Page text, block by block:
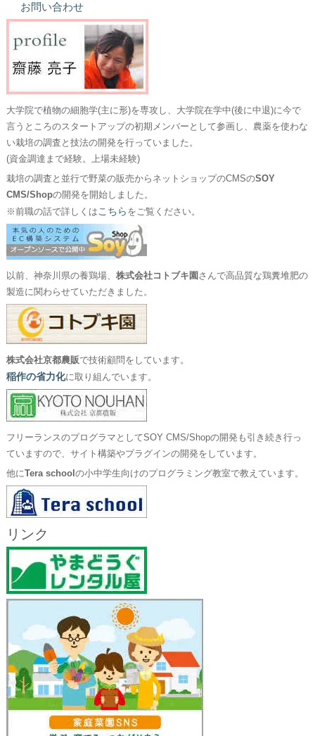
お問い合わせ
大学院で植物の細胞学(主に形)を専攻し、大学院在学中(後に中退)に今で
言うところのスタートアップの初期メンバーとして参画し、農薬を使わな
い栽培の調査と技法の開発を行っていました。
(資金調達まで経験。上場未経験)
栽培の調査と並行で野菜の販売からネットショップのCMSのSOY
CMS/Shopの開発を開始しました。
※前職の話で詳しくはこちら をご覧ください。
以前、神奈川県の養鶏場、 株式会社コトブキ園 さんで高品質な鶏糞堆肥の
製造に関わらせていただきました。
株式会社京都農販で技術顧問をしています。
稲作の省力化に取り組んでいます。
フリーランスのプログラマとしてSOY CMS/Shopの開発も引き続き行っ
ていますので、サイト構築やプラグインの開発をしています。
他にTera school の小中学生向けのプログラミング教室で教えています。
リンク